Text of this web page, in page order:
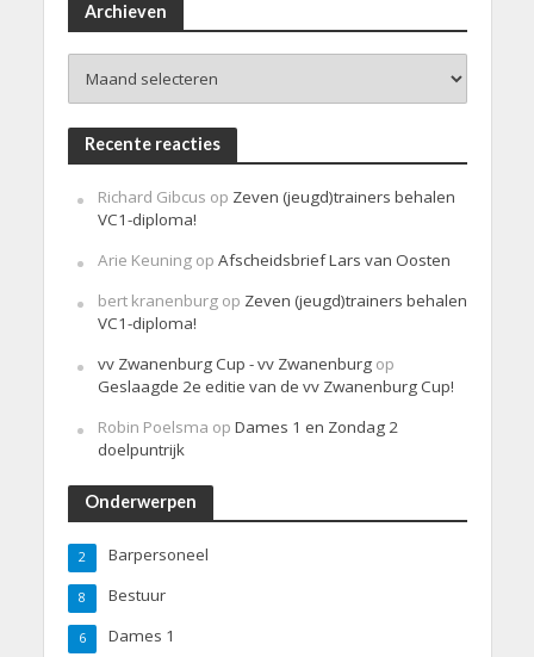
Archieven
Recente reacties
Richard Gibcus op Zeven (jeugd)trainers behalen
VC1-diploma!
Arie Keuningop Afscheidsbrief Lars van Oosten
bert kranenburgop Zeven (jeugd)trainers behalen
VC1-diploma!
vv Zwanenburg Cup - vv Zwanenburgop
Geslaagde 2e editie van de vv Zwanenburg Cup!
Robin Poelsma op Dames 1 en Zondag 2
doelpuntrijk
Onderwerpen
Barpersoneel
2
Bestuur
8
Dames 1
6